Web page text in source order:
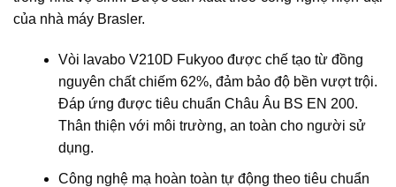
của nhà máy Brasler.
Vòi lavabo V210D Fukyoo được chế tạo từ đồng
nguyên chất chiếm 62%, đảm bảo độ bền vượt trội.
Đáp ứng được tiêu chuẩn Châu Âu BS EN 200.
Thân thiện với môi trường, an toàn cho người sử
dụng.
Công nghệ mạ hoàn toàn tự động theo tiêu chuẩn